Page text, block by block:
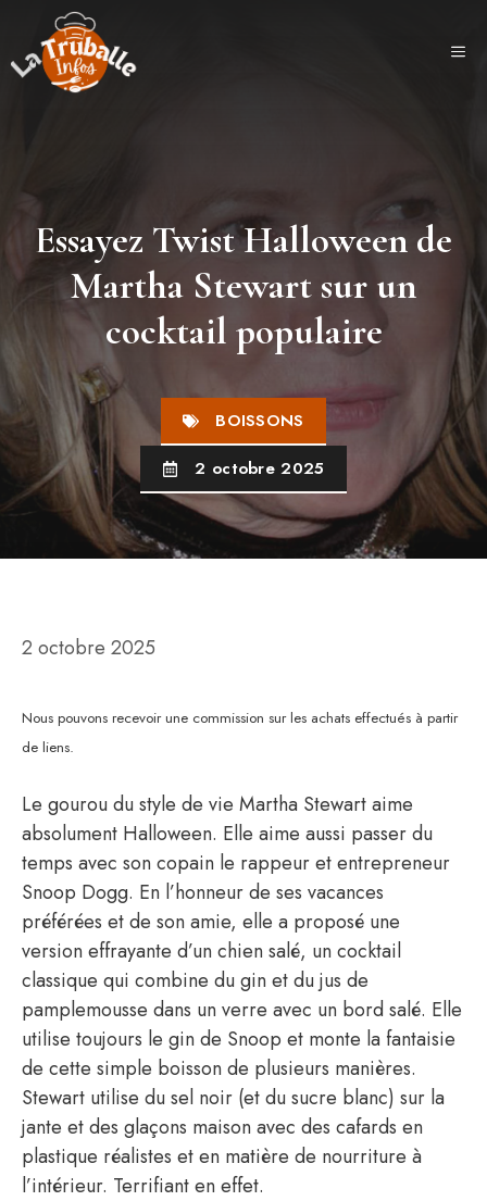
contenu
Essayez Twist Halloween de
Martha Stewart sur un
cocktail populaire
BOISSONS
2 octobre 2025
2 octobre 2025
Nous pouvons recevoir une commission sur les achats effectués à partir
de liens.
Le gourou du style de vie Martha Stewart aime
absolument Halloween. Elle aime aussi passer du
temps avec son copain le rappeur et entrepreneur
Snoop Dogg. En l’honneur de ses vacances
préférées et de son amie, elle a proposé une
version effrayante d’un chien salé, un cocktail
classique qui combine du gin et du jus de
pamplemousse dans un verre avec un bord salé. Elle
utilise toujours le gin de Snoop et monte la fantaisie
de cette simple boisson de plusieurs manières.
Stewart utilise du sel noir (et du sucre blanc) sur la
jante et des glaçons maison avec des cafards en
plastique réalistes et en matière de nourriture à
l’intérieur. Terrifiant en effet.